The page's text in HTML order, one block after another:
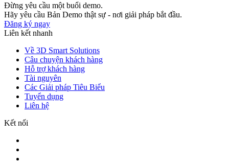
Đừng yêu cầu một buổi demo.
Hãy yêu cầu Bản Demo thật sự - nơi giải pháp bắt đầu.
Đăng ký ngay
Liên kết nhanh
Về 3D Smart Solutions
Câu chuyện khách hàng
Hỗ trợ khách hàng
Tài nguyên
Các Giải pháp Tiêu Biểu
Tuyển dụng
Liên hệ
Kết nối